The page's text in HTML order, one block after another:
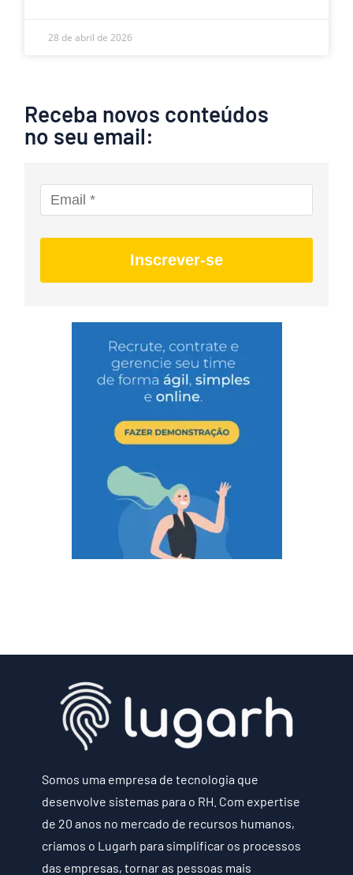
28 de abril de 2026
Receba novos conteúdos
no seu email:
Inscrever-se
Somos uma empresa de tecnologia que
desenvolve sistemas para o RH. Com expertise
de 20 anos no mercado de recursos humanos,
criamos o Lugarh para simplificar os processos
das empresas, tornar as pessoas mais